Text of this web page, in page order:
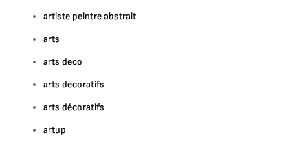
artiste peintre abstrait
arts
arts deco
arts decoratifs
arts décoratifs
artup